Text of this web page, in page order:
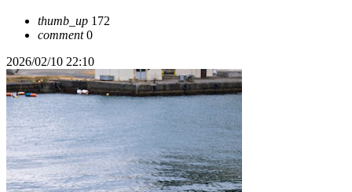
thumb_up 172
comment0
2026/02/10 22:10